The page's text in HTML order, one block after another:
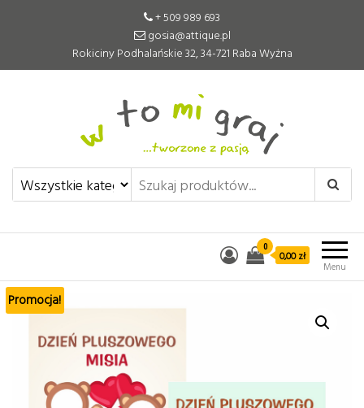
+ 509 989 693
gosia@attique.pl
Rokiciny Podhalańskie 32, 34-721 Raba Wyżna
W to mi graj
Pomoce edukacyjne tworzone z
pasją
Menu
0
0,00 zł
Promocja!